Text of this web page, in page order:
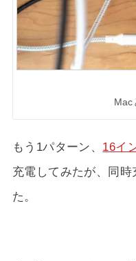
Mac
もう1パターン、 16イ
充電してみたが、同
た。